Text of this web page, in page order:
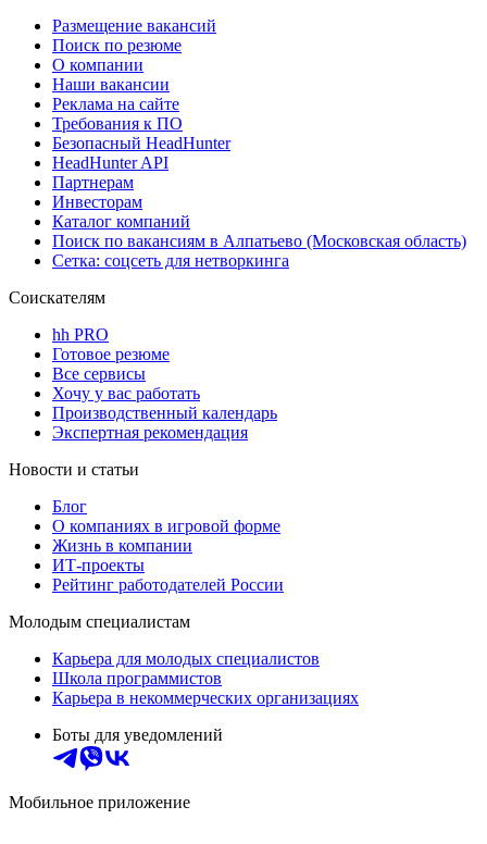
Размещение вакансий
Поиск по резюме
О компании
Наши вакансии
Реклама на сайте
Требования к ПО
Безопасный HeadHunter
HeadHunter API
Партнерам
Инвесторам
Каталог компаний
Поиск по вакансиям в Алпатьево (Московская область)
Сетка: соцсеть для нетворкинга
Соискателям
hh PRO
Готовое резюме
Все сервисы
Хочу у вас работать
Производственный календарь
Экспертная рекомендация
Новости и статьи
Блог
О компаниях в игровой форме
Жизнь в компании
ИТ-проекты
Рейтинг работодателей России
Молодым специалистам
Карьера для молодых специалистов
Школа программистов
Карьера в некоммерческих организациях
Боты для уведомлений
Мобильное приложение